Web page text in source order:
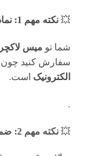
💥 نکته مهم 1: نماد اعتماد الکترونیک
شما تو میس
سفارش کنید چون
الکترونیک است.
.
💥 نکته مهم 2: ضمانت برگشت